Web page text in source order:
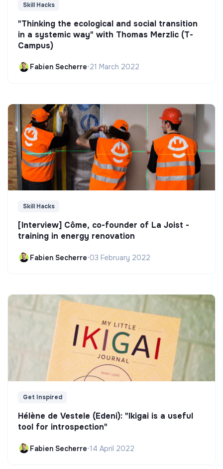
Skill Hacks
"Thinking the ecological and social transition
in a systemic way" with Thomas Merzlic (T-
Campus)
Fabien Secherre•21 March 2022
Skill Hacks
[Interview] Côme, co-founder of La Joist -
training in energy renovation
Fabien Secherre•03 February 2022
Get Inspired
Hélène de Vestele (Edeni): "Ikigai is a useful
tool for introspection"
Fabien Secherre•14 April 2022